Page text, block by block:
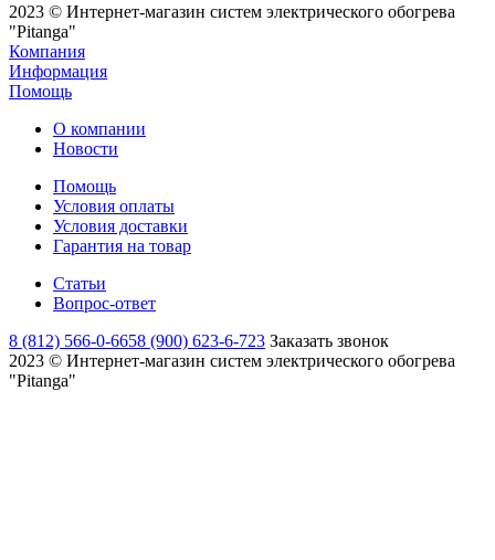
2023 © Интернет-магазин систем электрического обогрева
"Pitanga"
Компания
Информация
Помощь
О компании
Новости
Помощь
Условия оплаты
Условия доставки
Гарантия на товар
Статьи
Вопрос-ответ
8 (812) 566-0-6658 (900) 623-6-723 Заказать звонок
2023 © Интернет-магазин систем электрического обогрева
"Pitanga"